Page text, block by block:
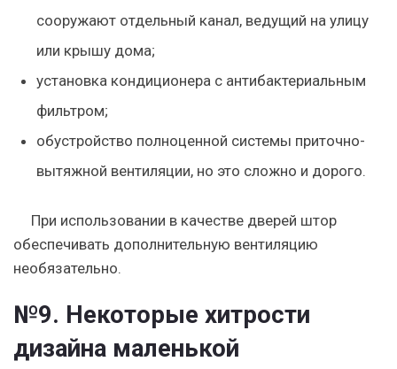
сооружают отдельный канал, ведущий на улицу
или крышу дома;
установка кондиционера с антибактериальным
фильтром;
обустройство полноценной системы приточно-
вытяжной вентиляции, но это сложно и дорого.
При использовании в качестве дверей штор
обеспечивать дополнительную вентиляцию
необязательно.
№9. Некоторые хитрости
дизайна маленькой